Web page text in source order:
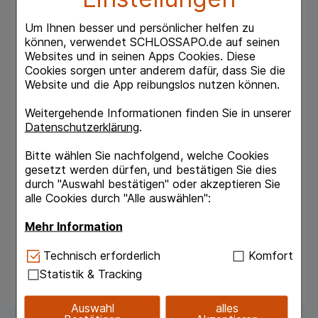
Um Ihnen besser und persönlicher helfen zu
können, verwendet SCHLOSSAPO.de auf seinen
Websites und in seinen Apps Cookies. Diese
Cookies sorgen unter anderem dafür, dass Sie die
Website und die App reibungslos nutzen können.
Weitergehende Informationen finden Sie in unserer
Datenschutzerklärung.
Bitte wählen Sie nachfolgend, welche Cookies
gesetzt werden dürfen, und bestätigen Sie dies
durch "Auswahl bestätigen" oder akzeptieren Sie
alle Cookies durch "Alle auswählen":
Mehr Information
Technisch Notwendig:Hierbei handelt es sich um
Cookies, die für die Grundfunktionen unserer
Website notwendig sind (z.B. Navigation,
Warenkorb, Kundenkonto), weshalb auf diese nicht
verzichtet werden kann.
Technisch erforderlich
Komfort
Statistik & Tracking
Auswahl
alles
Auge mit stärkerer Symptomatik verursachen.
Das natürliche Vitamin B12 verleiht Artelac®
Rebalance eine leichte Rosafärbung, die sich
jedoch beim Eintropfen und Blinzeln umgehend
auflöst.
Das innovative Konservierungsmittelsystem
OxydTM zerfällt auf der Augenoberfläche in
die im natürlichen Tränenfilm vorkommenden
Bestandteile Sauerstoff, Wasser und Salz.
Artelac® Rebalance ist sehr gut verträglich bei
harten und weichen Kontaktlinsen (sie
brauchen bei der Anwendung nicht
herausgenommen werden).
Die Augentropfen sind nach Anbruch 2 Monate
verwendbar.